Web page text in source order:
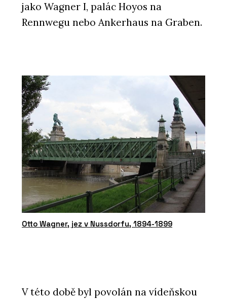
jako Wagner I, palác Hoyos na
Rennwegu nebo Ankerhaus na Graben.
Otto Wagner, jez v Nussdorfu, 1894-1899
V této době byl povolán na vídeňskou